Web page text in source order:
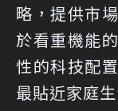
略，提供市
於看重機能
性的科技配
最貼近家庭